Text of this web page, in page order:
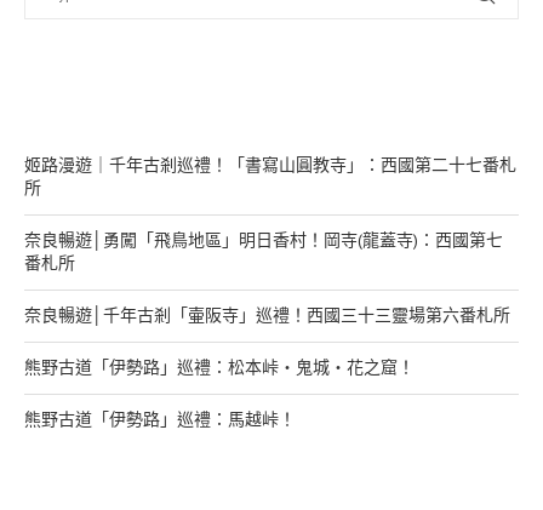
姬路漫遊｜千年古剎巡禮！「書寫山圓教寺」：西國第二十七番札
所
奈良暢遊│勇闖「飛鳥地區」明日香村！岡寺(龍蓋寺)：西國第七
番札所
奈良暢遊│千年古剎「壷阪寺」巡禮！西國三十三靈場第六番札所
熊野古道「伊勢路」巡禮：松本峠・鬼城・花之窟！
熊野古道「伊勢路」巡禮：馬越峠！